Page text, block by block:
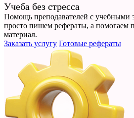
Учеба без стресса
Помощь преподавателей с учебными
просто пишем рефераты, а помогаем
материал.
Заказать услугу Готовые рефераты